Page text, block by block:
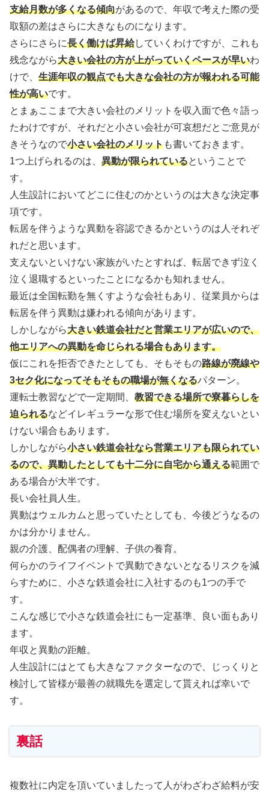
支給月数が多くなる傾向があるので、年収で考えた際の受
取額の差はさらに大きなものになります。
さらにさらに長く働けば昇給していくわけですが、これも
残念ながら大きい会社の方が上がっていくペースが早いわ
けで、 生涯年収の観点でも大きな会社の方が報われる可能
性が高いです。
とまぁここまで大きい会社のメリットを収入面で色々語っ
たわけですが、それだと小さい会社が可哀想だとご意見が
きそうなので小さい会社のメリットも書いておきます。
1つ上げられるのは、 異動が限られているということで
す。
人生設計においてどこに住むのかというのは大きな決定事
項です。
転居を伴うような異動を容認できるかというのは人それぞ
れだと思います。
支えないといけない家族がいたとすれば、転居できず泣く
泣く退職するといったことになるかも知れません。
最近は全国転勤を無くすような会社もあり、従業員からは
転居を伴う異動は嫌われる傾向があります。
しかしながら大きい鉄道会社だと営業エリアが広いので、
他エリアへの異動を命じられる場合もあります。
仮にこれを拒否できたとしても、そもそもの路線が廃線や
3セク化になってそもそもの職場が無くなるパターン。
運転士教習などで一定期間、 教習できる場所で寮暮らしを
迫られるなどイレギュラーな形で住む場所を変えないとい
けない場合もあります。
しかしながら小さい鉄道会社なら営業エリアも限られてい
るので、異動したとしても十二分に自宅から通える範囲で
ある場合が大半です。
長い会社員人生。
異動はウェルカムと思っていたとしても、今後どうなるの
かは分かりません。
親の介護、配偶者の理解、子供の養育。
何らかのライフイベントで異動できないとなるリスクを減
らすために、小さな鉄道会社に入社するのも1つの手で
す。
こんな感じで小さな鉄道会社にも一定基準、良い面もあり
ます。
年収と異動の距離。
人生設計にはとても大きなファクターなので、じっくりと
検討して皆様が最善の就職先を選定して貰えれば幸いで
す。
裏話
複数社に内定を頂いていましたって人がわざわざ給料が安